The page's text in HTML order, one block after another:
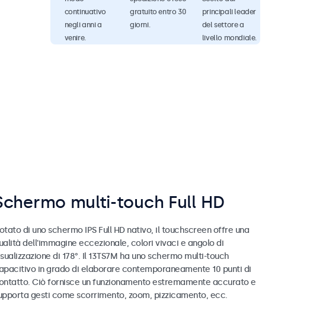
continuativo
negli anni a
venire.
gratuito entro 30
giorni.
principali leader
del settore a
livello mondiale.
multi-touch Full HD
di uno schermo IPS Full HD nativo, il touchscreen offre una
dell'immagine eccezionale, colori vivaci e angolo di
di 178°. Il 13TS7M ha uno schermo multi-touch
in grado di elaborare contemporaneamente 10 punti di
Ciò fornisce un funzionamento estremamente accurato e
gesti come scorrimento, zoom, pizzicamento, ecc.